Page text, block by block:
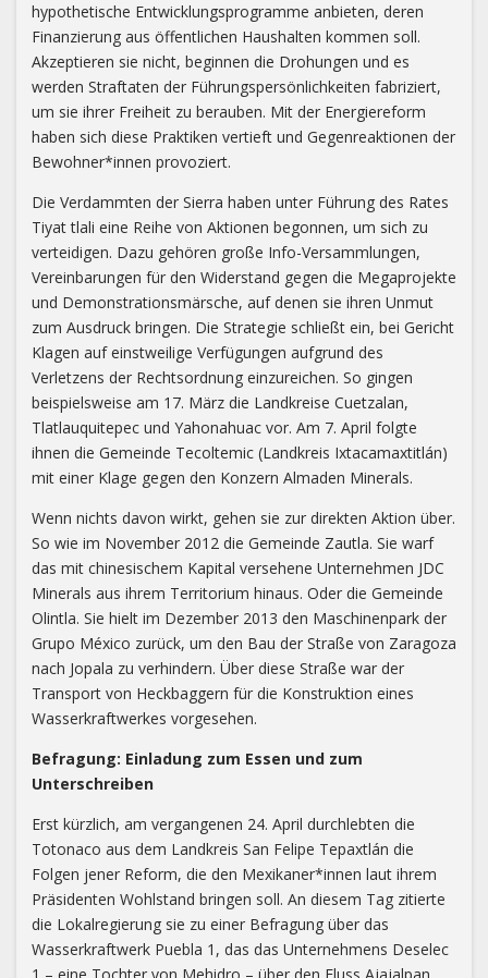
hypothetische Entwicklungsprogramme anbieten, deren
Finanzierung aus öffentlichen Haushalten kommen soll.
Akzeptieren sie nicht, beginnen die Drohungen und es
werden Straftaten der Führungspersönlichkeiten fabriziert,
um sie ihrer Freiheit zu berauben. Mit der Energiereform
haben sich diese Praktiken vertieft und Gegenreaktionen der
Bewohner*innen provoziert.
Die Verdammten der Sierra haben unter Führung des Rates
Tiyat tlali eine Reihe von Aktionen begonnen, um sich zu
verteidigen. Dazu gehören große Info-Versammlungen,
Vereinbarungen für den Widerstand gegen die Megaprojekte
und Demonstrationsmärsche, auf denen sie ihren Unmut
zum Ausdruck bringen. Die Strategie schließt ein, bei Gericht
Klagen auf einstweilige Verfügungen aufgrund des
Verletzens der Rechtsordnung einzureichen. So gingen
beispielsweise am 17. März die Landkreise Cuetzalan,
Tlatlauquitepec und Yahonahuac vor. Am 7. April folgte
ihnen die Gemeinde Tecoltemic (Landkreis Ixtacamaxtitlán)
mit einer Klage gegen den Konzern Almaden Minerals.
Wenn nichts davon wirkt, gehen sie zur direkten Aktion über.
So wie im November 2012 die Gemeinde Zautla. Sie warf
das mit chinesischem Kapital versehene Unternehmen JDC
Minerals aus ihrem Territorium hinaus. Oder die Gemeinde
Olintla. Sie hielt im Dezember 2013 den Maschinenpark der
Grupo México zurück, um den Bau der Straße von Zaragoza
nach Jopala zu verhindern. Über diese Straße war der
Transport von Heckbaggern für die Konstruktion eines
Wasserkraftwerkes vorgesehen.
Befragung: Einladung zum Essen und zum
Unterschreiben
Erst kürzlich, am vergangenen 24. April durchlebten die
Totonaco aus dem Landkreis San Felipe Tepaxtlán die
Folgen jener Reform, die den Mexikaner*innen laut ihrem
Präsidenten Wohlstand bringen soll. An diesem Tag zitierte
die Lokalregierung sie zu einer Befragung über das
Wasserkraftwerk Puebla 1, das das Unternehmens Deselec